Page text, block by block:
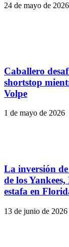
24 de mayo de 2026
Caballero
shortstop
Volpe
1 de mayo de 2026
La inversión
de los
estafa en
13 de junio de 2026